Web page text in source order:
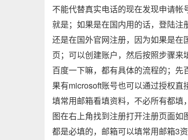
不能代替真实电话的现在发现申请帐
就是；如果是在国内用的话，登陆
还是在国外官网注册，因为如果是
页；可以创建账户，然后按照步骤
百度一下嘛，都有具体的流程的；
果有microsoft账号也可以通过授权
填常用邮箱看填资料，不必所有都
图在右上角找到注册打开注册页面
都是必填的，邮箱可以填常用邮箱3